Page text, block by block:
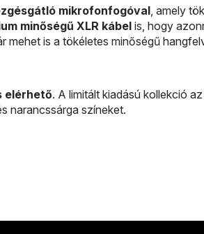
mikrofonfogóval, amely
minőségű XLR kábelis, hogy
is a tökéletes minőségű
elérhető. A limitált kiadású kollekció
narancssárga színeket.